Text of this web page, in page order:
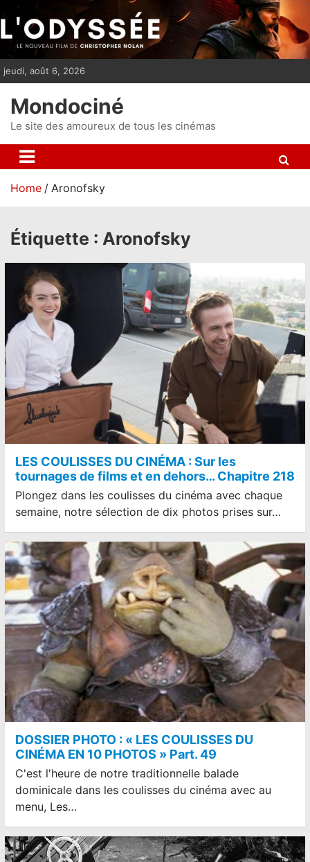
i
p
t
n
t
jeudi, août 6, 2026
Mondociné
Le site des amoureux de tous les cinémas
Home Aronofsky
Étiquette : Aronofsky
LES COULISSES DU CINÉMA : Sur les
tournages de films et en dehors… Chapitre 218
Plongez dans les coulisses du cinéma avec chaque
semaine, notre sélection de dix photos prises sur…
DOSSIER PHOTO : « LES COULISSES DU
CINÉMA EN 10 PHOTOS » Part. 49
C'est l'heure de notre traditionnelle balade
dominicale dans les coulisses du cinéma avec au
menu, Les…